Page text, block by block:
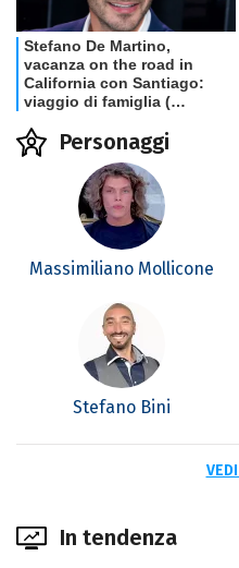
Personaggi
Massimiliano Mollicone
Stefano Bini
In tendenza